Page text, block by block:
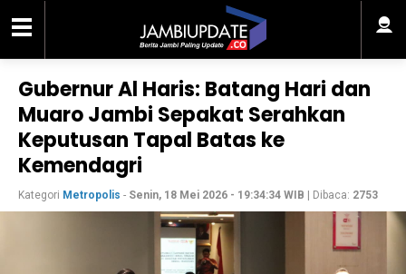
Gubernur Al Haris: Batang Hari dan
Muaro Jambi Sepakat Serahkan
Keputusan Tapal Batas ke
Kemendagri
Kategori Metropolis - Senin, 18 Mei 2026 - 19:34:34 WIB | Dibaca: 2753